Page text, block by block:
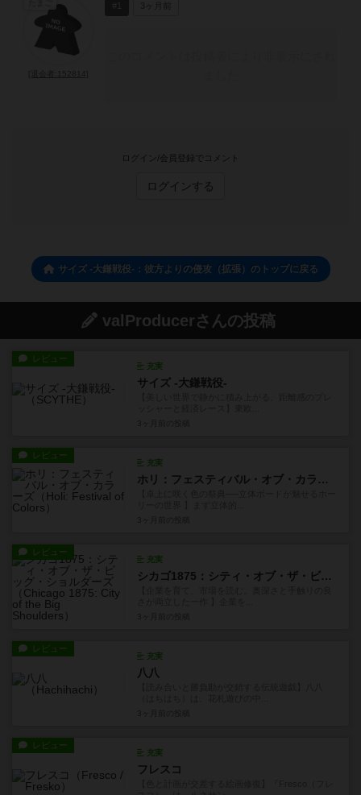
3ヶ月前
ログイン/会員登録でコメント
ログインする
サイズ -大鎌戦役-：彼方よりの侵攻（拡張）のトップに戻る
valProducerさんの投稿
レビュー
充実
サイズ -大鎌戦役-
レビュー
充実
ホリ：フェスティバル・オブ・カラーズ
レビュー
充実
シカゴ1875：シティ・オブ・ザ・ビッグ・ショルダーズ
レビュー
充実
八八
レビュー
充実
フレスコ